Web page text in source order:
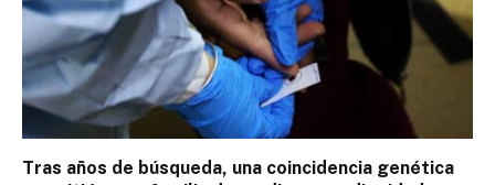
Tras años de búsqueda, una coincidencia genética